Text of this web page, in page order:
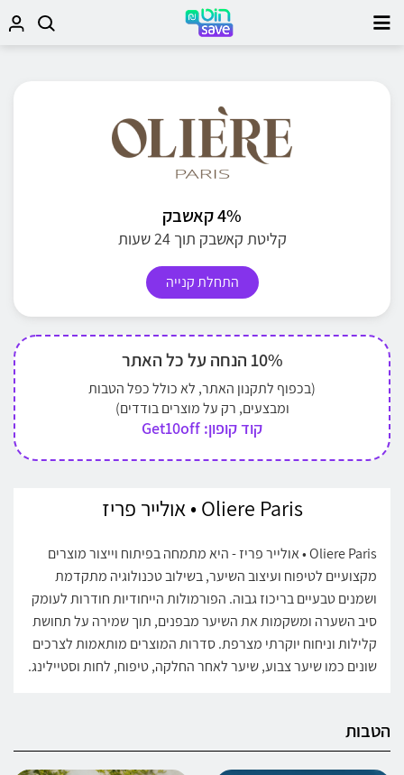
4% קאשבק
קליטת קאשבק תוך 24 שעות
התחלת קנייה
10% הנחה על כל האתר
(בכפוף לתקנון האתר, לא כולל כפל הטבות
ומבצעים, רק על מוצרים בודדים)
קוד קופון: Get10off
Oliere Paris • אולייר פריז
Oliere Paris • אולייר פריז - היא מתמחה בפיתוח וייצור מוצרים
מקצועיים לטיפוח ועיצוב השיער, בשילוב טכנולוגיה מתקדמת
ושמנים טבעיים בריכוז גבוה. הפורמולות הייחודיות חודרות לעומק
סיב השערה ומשקמות את השיער מבפנים, תוך שמירה על תחושת
קלילות וניחוח יוקרתי מצרפת. סדרות המוצרים מותאמות לצרכים
שונים כמו שיער צבוע, שיער לאחר החלקה, טיפוח, לחות וסטיילינג.
הטבות